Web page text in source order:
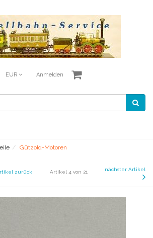
EUR Anmelden
Gützold-Motoren
zurück Artikel 4 von 21 nächster Artikel